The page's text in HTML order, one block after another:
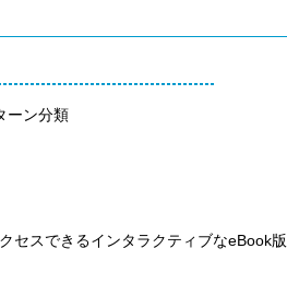
ーン分類
セスできるインタラクティブなeBook版